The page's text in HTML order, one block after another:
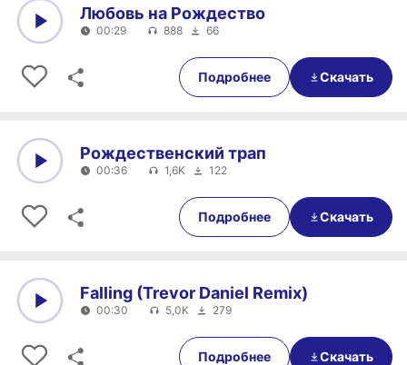
00:29
Любовь на Рождество
00:29 888 66
Подробнее Скачать
00:36
Рождественский трап
00:36 1,6K 122
Подробнее Скачать
00:30
Falling (Trevor Daniel Remix)
00:30 5,0K 279
Подробнее Скачать